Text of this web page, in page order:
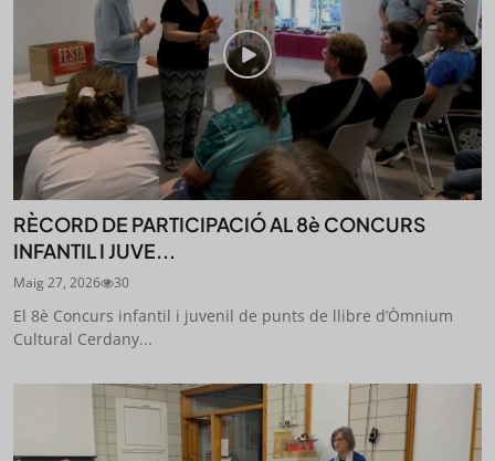
RÈCORD DE PARTICIPACIÓ AL 8è CONCURS
INFANTIL I JUVE...
Maig 27, 2026 30
El 8è Concurs infantil i juvenil de punts de llibre d’Òmnium
Cultural Cerdany...
SUBSCRIU-TE